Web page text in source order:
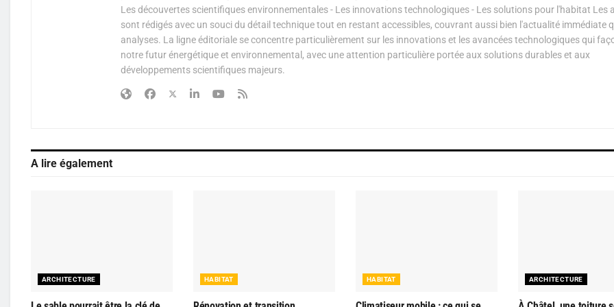
Les découvertes scientifiques environnementales - Les innovations technologiques - Les solutions pour l'habitat Les
sont rédigés avec un souci du détail technique tout en restant accessibles, couvrant aussi bien l'actualité immédiate
analyses. La ligne éditoriale se concentre particulièrement sur les innovations et les avancées technologiques qui
notre futur énergétique et environnemental, avec une attention particulière portée aux solutions durables et aux
développements scientifiques majeurs.
A lire également
ARCHITECTURE HABITAT HABITAT ARCHITECTURE